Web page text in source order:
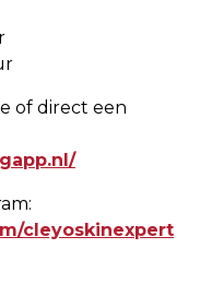
of direct een
cleyoskinexpert